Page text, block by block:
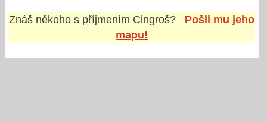
Znáš někoho s příjmením Cingroš?
Pošli mu jeho
mapu!